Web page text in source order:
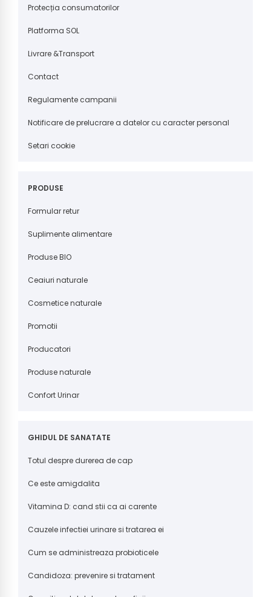
Protecția consumatorilor
Platforma SOL
Livrare &Transport
Contact
Regulamente campanii
Notificare de prelucrare a datelor cu caracter personal
Setari cookie
PRODUSE
Formular retur
Suplimente alimentare
Produse BIO
Ceaiuri naturale
Cosmetice naturale
Promotii
Producatori
Produse naturale
Confort Urinar
GHIDUL DE SANATATE
Totul despre durerea de cap
Ce este amigdalita
Vitamina D: cand stii ca ai carente
Cauzele infectiei urinare si tratarea ei
Cum se administreaza probioticele
Candidoza: prevenire si tratament